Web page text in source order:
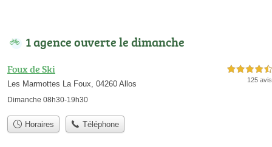
1 agence ouverte le dimanche
Foux de Ski
Les Marmottes La Foux, 04260 Allos
Dimanche 08h30-19h30
4,5 étoiles sur 5
125 avis
Horaires Téléphone